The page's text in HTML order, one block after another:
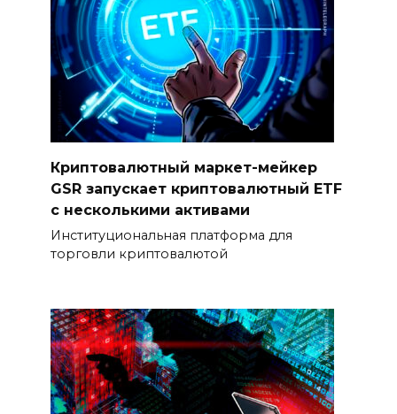
Криптовалютный маркет-мейкер
GSR запускает криптовалютный ETF
с несколькими активами
Институциональная платформа для
торговли криптовалютой